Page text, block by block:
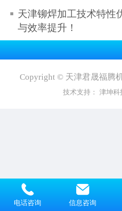
天津铆焊加工技术特性
与效率提升​！
Copyright © 天津君晟福腾
技术支持： 津坤科
电话咨询 信息咨询